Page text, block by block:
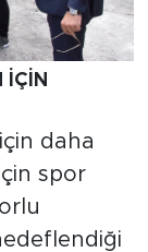
İÇİN
daha
spor